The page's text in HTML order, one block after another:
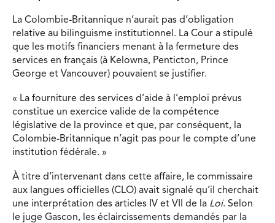
La Colombie-Britannique n’aurait pas d’obligation
relative au bilinguisme institutionnel. La Cour a stipulé
que les motifs financiers menant à la fermeture des
services en français (à Kelowna, Penticton, Prince
George et Vancouver) pouvaient se justifier.
« La fourniture des services d’aide à l’emploi prévus
constitue un exercice valide de la compétence
législative de la province et que, par conséquent, la
Colombie-Britannique n’agit pas pour le compte d’une
institution fédérale. »
À titre d’intervenant dans cette affaire, le commissaire
aux langues officielles (CLO) avait signalé qu’il cherchait
une interprétation des articles IV et VII de la Loi. Selon
le juge Gascon, les éclaircissements demandés par la